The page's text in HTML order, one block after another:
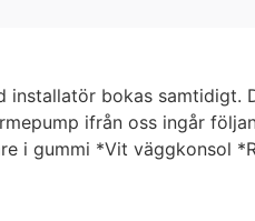
bokas
ifrån oss ingår
i gummi *Vit väggkonsol